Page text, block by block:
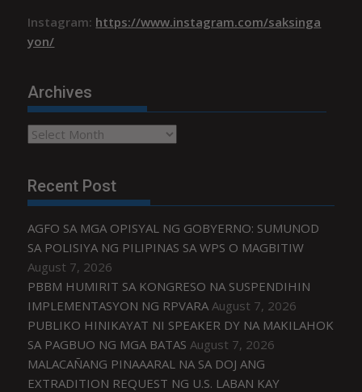
Instagram: https://www.instagram.com/saksinga
yon/
Archives
Archives
Recent Post
AGFO SA MGA OPISYAL NG GOBYERNO: SUMUNOD
SA POLISIYA NG PILIPINAS SA WPS O MAGBITIW
August 7, 2026
PBBM HUMIRIT SA KONGRESO NA SUSPENDIHIN
IMPLEMENTASYON NG RPVARA August 7, 2026
PUBLIKO HINIKAYAT NI SPEAKER DY NA MAKILAHOK
SA PAGBUO NG MGA BATAS August 7, 2026
MALACAÑANG PINAAARAL NA SA DOJ ANG
EXTRADITION REQUEST NG U.S. LABAN KAY